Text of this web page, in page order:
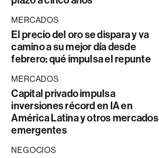
MERCADOS
El precio del oro se dispara y va
camino a su mejor día desde
febrero: qué impulsa el repunte
MERCADOS
Capital privado impulsa
inversiones récord en IA en
América Latina y otros mercados
emergentes
NEGOCIOS